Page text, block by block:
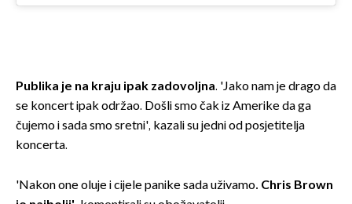
Publika je na kraju ipak zadovoljna. 'Jako nam je drago da
se koncert ipak održao. Došli smo čak iz Amerike da ga
čujemo i sada smo sretni', kazali su jedni od posjetitelja
koncerta.
'Nakon one oluje i cijele panike sada uživamo. Chris Brown